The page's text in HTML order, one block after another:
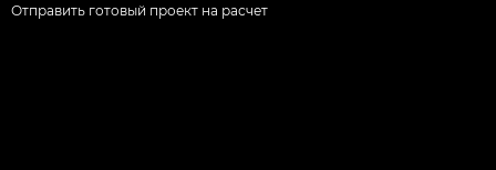
Отправить готовый проект на расчет